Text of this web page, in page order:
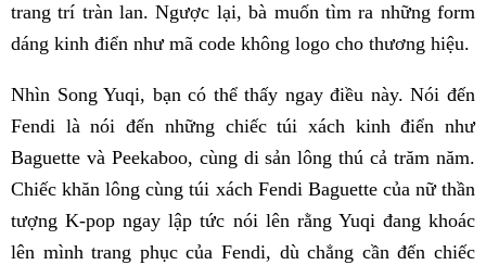
trang trí tràn lan. Ngược lại, bà muốn tìm ra những form
dáng kinh điển như mã code không logo cho thương hiệu.
Nhìn Song Yuqi, bạn có thể thấy ngay điều này. Nói đến
Fendi là nói đến những chiếc túi xách kinh điển như
Baguette và Peekaboo, cùng di sản lông thú cả trăm năm.
Chiếc khăn lông cùng túi xách Fendi Baguette của nữ thần
tượng K-pop ngay lập tức nói lên rằng Yuqi đang khoác
lên mình trang phục của Fendi, dù chẳng cần đến chiếc